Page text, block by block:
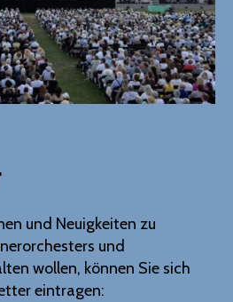
und Neuigkeiten zu
und
wollen, können Sie sich
eintragen: